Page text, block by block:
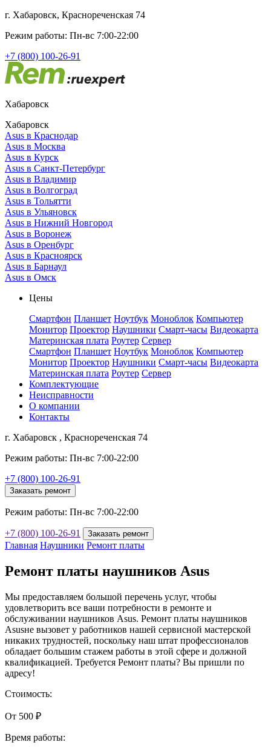
г. Хабаровск, Краснореченская 74
Режим работы: Пн-вс 7:00-22:00
+7 (800) 100-26-91
Хабаровск
Хабаровск
Asus в Краснодар
Asus в Москва
Asus в Курск
Asus в Санкт-Петербург
Asus в Владимир
Asus в Волгоград
Asus в Тольятти
Asus в Ульяновск
Asus в Нижний Новгород
Asus в Воронеж
Asus в Оренбург
Asus в Красноярск
Asus в Барнаул
Asus в Омск
Цены
Смартфон Планшет Ноутбук Моноблок Компьютер
Монитор Проектор Наушники Смарт-часы Видеокарта
Материнская плата Роутер Сервер
Смартфон Планшет Ноутбук Моноблок Компьютер
Монитор Проектор Наушники Смарт-часы Видеокарта
Материнская плата Роутер Сервер
Комплектующие
Неисправности
О компании
Контакты
г. Хабаровск , Краснореченская 74
Режим работы: Пн-вс 7:00-22:00
+7 (800) 100-26-91
Заказать ремонт
Режим работы: Пн-вс 7:00-22:00
+7 (800) 100-26-91 Заказать ремонт
Главная Наушники Ремонт платы
Ремонт платы наушников Asus
Мы предоставляем большой перечень услуг, чтобы
удовлетворить все ваши потребности в ремонте и
обслуживании наушников Asus. Ремонт платы наушников
Asusне вызовет у работников нашей сервисной мастерской
никаких трудностей, поскольку наш штат профессионалов
обладает большим стажем работы в этой сфере и должной
квалификацией. Требуется Ремонт платы? Вы пришли по
адресу!
Стоимость:
От 500 ₽
Время работы: